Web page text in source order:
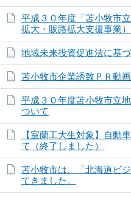
平成３０年度「苫小牧市
拡大・販路拡大支援事業
地域未来投資促進法に基
苫小牧市企業誘致ＰＲ動
平成３０年度苫小牧市立
ついて
【室蘭工大生対象】自動
て（終了しました）
苫小牧市は、「北海道ビ
てきました。